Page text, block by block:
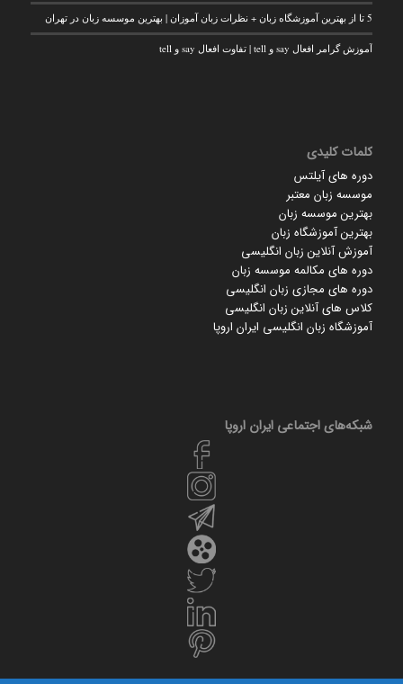
5 تا از بهترین آموزشگاه زبان + نظرات زبان آموزان | بهترین موسسه زبان در تهران
آموزش گرامر افعال say و tell | تفاوت افعال say و tell
کلمات کلیدی
دوره های آیلتس
موسسه زبان معتبر
بهترین موسسه زبان
بهترین آموزشگاه زبان
آموزش آنلاین زبان انگلیسی
دوره های مکالمه موسسه زبان
دوره های مجازی زبان انگلیسی
کلاس های آنلاین زبان انگلیسی
آموزشگاه زبان انگلیسی ایران اروپا
شبکه‌های اجتماعی ایران‌ اروپا